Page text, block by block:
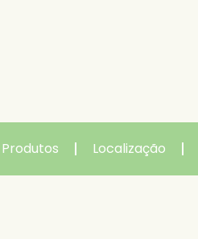
Localização